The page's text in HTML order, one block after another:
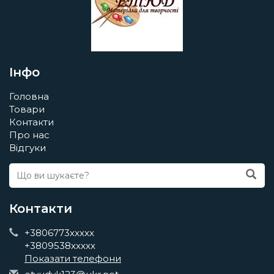
Інфо
Головна
Товари
Контакти
Про нас
Відгуки
Контакти
+3806773xxxxx
+3809538xxxxx
Показати телефони